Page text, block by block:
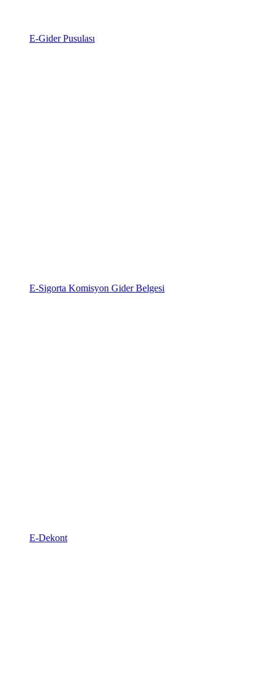
E-Gider Pusulası
E-Sigorta Komisyon Gider Belgesi
E-Dekont